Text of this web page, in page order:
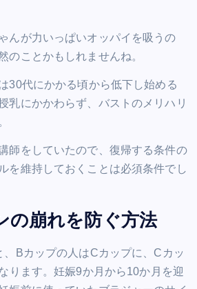
んが力いっぱいオッパイを吸うの
のことかもしれませんね。
30代にかかる頃から低下し始める
乳にかかわらず、バストのメリハリ
師をしていたので、復帰する条件の
を維持しておくことは必須条件でし
の崩れを防ぐ方法
Bカップの人はCカップに、Cカッ
ります。妊娠9か月から10か月を迎